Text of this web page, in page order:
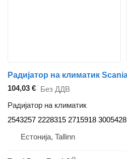
104,03 € Без ДДВ
Радијатор на климатик
2543257 2228315 2715918 3005428
Естонија, Tallinn